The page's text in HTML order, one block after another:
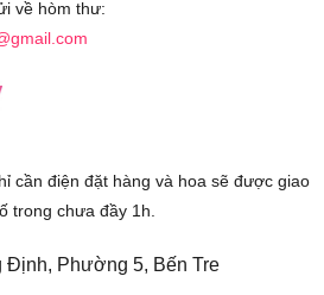
về hòm thư:
cần điện đặt hàng và hoa sẽ được giao
trong chưa đầy 1h.
Định, Phường 5, Bến Tre